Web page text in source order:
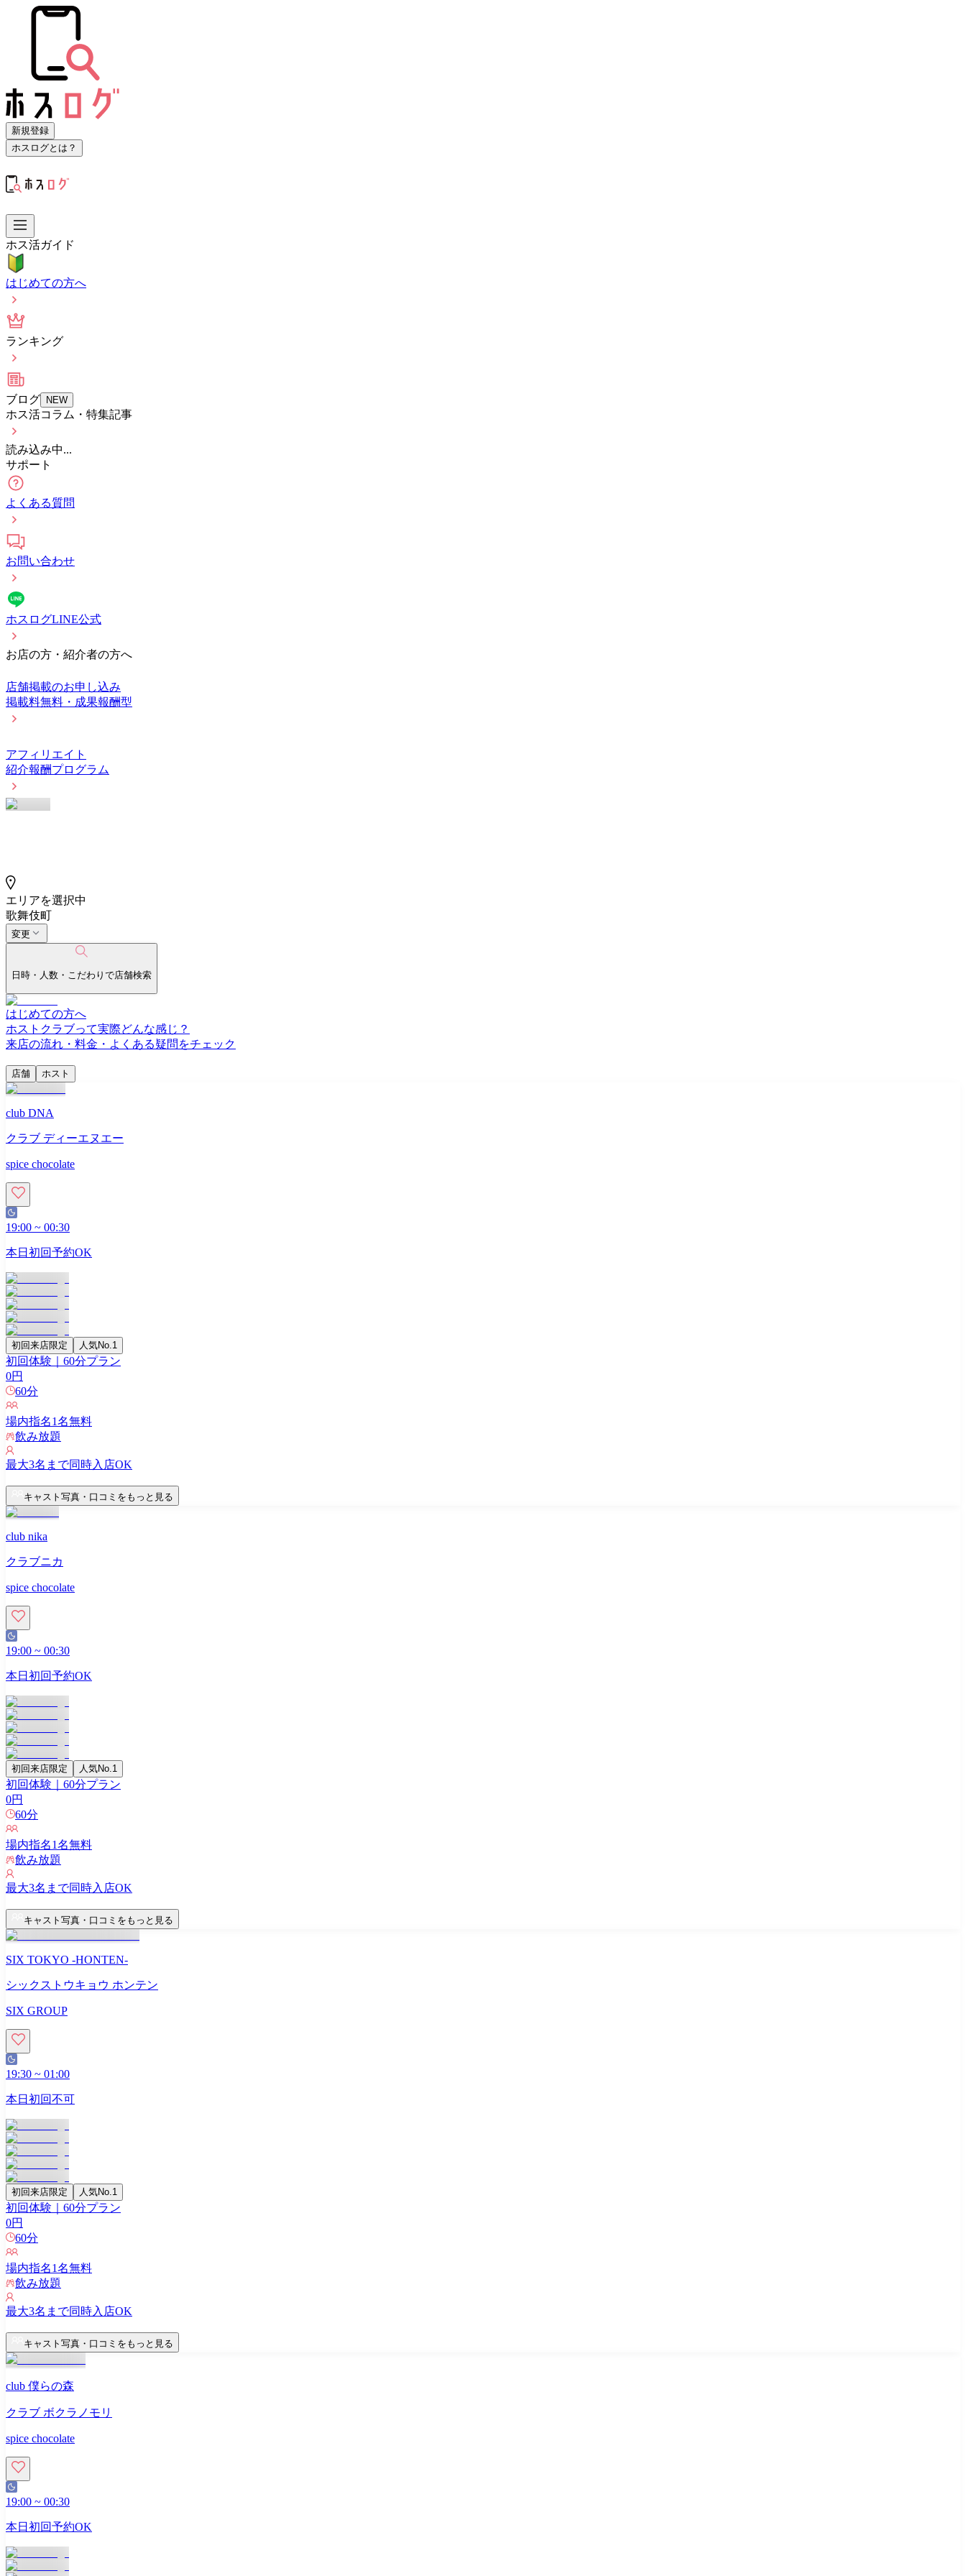
新規登録
ホスログとは？
ホス活ガイド
はじめての方へ
ランキング
ブログ NEW
ホス活コラム・特集記事
読み込み中...
サポート
よくある質問
お問い合わせ
ホスログLINE公式
お店の方・紹介者の方へ
店舗掲載のお申し込み
掲載料無料・成果報酬型
アフィリエイト
紹介報酬プログラム
エリアを選択中
歌舞伎町
変更
日時・人数・こだわりで店舗検索
はじめての方へ
ホストクラブって実際どんな感じ？
来店の流れ・料金・よくある疑問をチェック
店舗 ホスト
club DNA
クラブ ディーエヌエー
spice chocolate
19:00 ~ 00:30
本日初回予約OK
初回来店限定 人気No.1
初回体験｜60分プラン
0円
60分
場内指名1名無料
飲み放題
最大3名まで同時入店OK
キャスト写真・口コミをもっと見る
club nika
クラブニカ
spice chocolate
19:00 ~ 00:30
本日初回予約OK
初回来店限定 人気No.1
初回体験｜60分プラン
0円
60分
場内指名1名無料
飲み放題
最大3名まで同時入店OK
キャスト写真・口コミをもっと見る
SIX TOKYO -HONTEN-
シックストウキョウ ホンテン
SIX GROUP
19:30 ~ 01:00
本日初回不可
初回来店限定 人気No.1
初回体験｜60分プラン
0円
60分
場内指名1名無料
飲み放題
最大3名まで同時入店OK
キャスト写真・口コミをもっと見る
club 僕らの森
クラブ ボクラノモリ
spice chocolate
19:00 ~ 00:30
本日初回予約OK